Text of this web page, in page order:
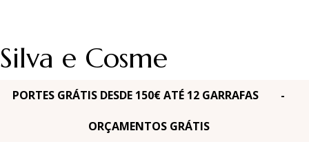
Silva e Cosme
PORTES GRÁTIS DESDE 150€ ATÉ 12 GARRAFAS -
ORÇAMENTOS GRÁTIS